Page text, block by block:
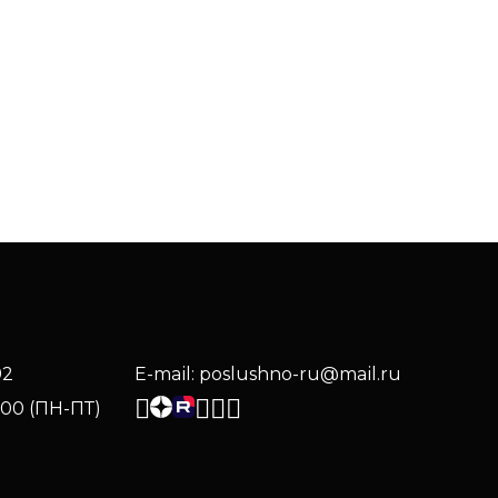
(ПН-ПТ)
E-mail: poslushno-ru@mail.ru